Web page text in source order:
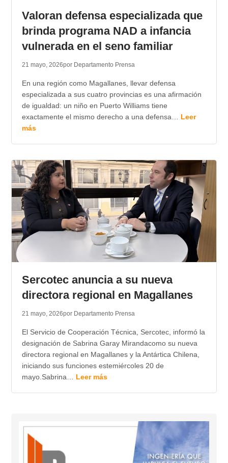
Valoran defensa especializada que
brinda programa NAD a infancia
vulnerada en el seno familiar
21 mayo, 2026por Departamento Prensa
En una región como Magallanes, llevar defensa
especializada a sus cuatro provincias es una afirmación
de igualdad: un niño en Puerto Williams tiene
exactamente el mismo derecho a una defensa… Leer
más
Sercotec anuncia a su nueva
directora regional en Magallanes
21 mayo, 2026por Departamento Prensa
El Servicio de Cooperación Técnica, Sercotec, informó la
designación de Sabrina Garay Mirandacomo su nueva
directora regional en Magallanes y la Antártica Chilena,
iniciando sus funciones estemiércoles 20 de
mayo.Sabrina… Leer más